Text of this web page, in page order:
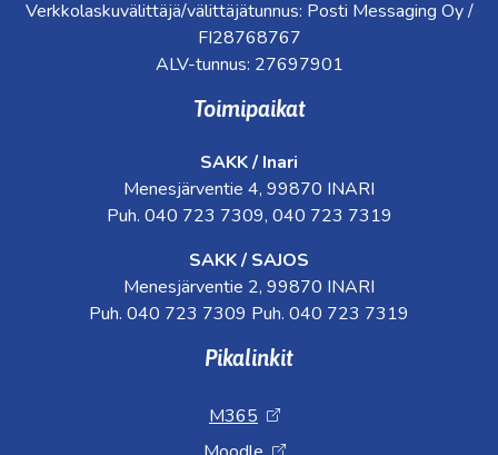
Verkkolaskuvälittäjä/välittäjätunnus: Posti Messaging Oy /
FI28768767
ALV-tunnus: 27697901
Toimipaikat
SAKK / Inari
Menesjärventie 4, 99870 INARI
Puh. 040 723 7309, 040 723 7319
SAKK / SAJOS
Menesjärventie 2, 99870 INARI
Puh. 040 723 7309 Puh. 040 723 7319
Pikalinkit
M365